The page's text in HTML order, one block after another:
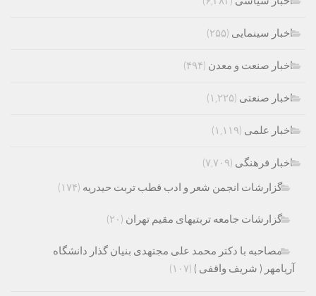
اخبار سینمایی (۲۵۵)
اخبار صنعت و معدن (۴۹۴)
اخبار صنعتی (۱,۲۲۵)
اخبار علمی (۱,۱۱۹)
اخبار فرهنگی (۷,۷۰۹)
گزارشات انجمن شعر و ادب قطب تربت حیدریه (۱۷۴)
گزارشات جامعه تربتیهای مقیم تهران (۲۰)
مصاحبه با دکتر محمد علی مجتهدی بنیان گذار دانشگاه
آریامهر ( شریف واقفی ) (۱۰۷)